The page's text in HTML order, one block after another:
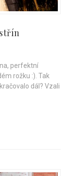
perfektní
rožku :). Tak
dál? Vzali